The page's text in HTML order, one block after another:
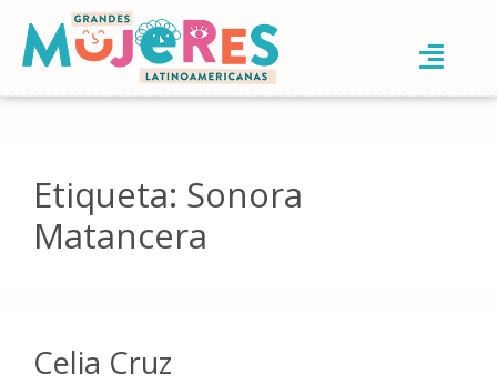
Etiqueta: Sonora
Matancera
Celia Cruz